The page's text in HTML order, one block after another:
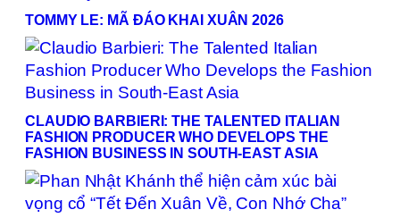
TOMMY LE: MÃ ĐÁO KHAI XUÂN 2026
CLAUDIO BARBIERI: THE TALENTED ITALIAN
FASHION PRODUCER WHO DEVELOPS THE
FASHION BUSINESS IN SOUTH-EAST ASIA